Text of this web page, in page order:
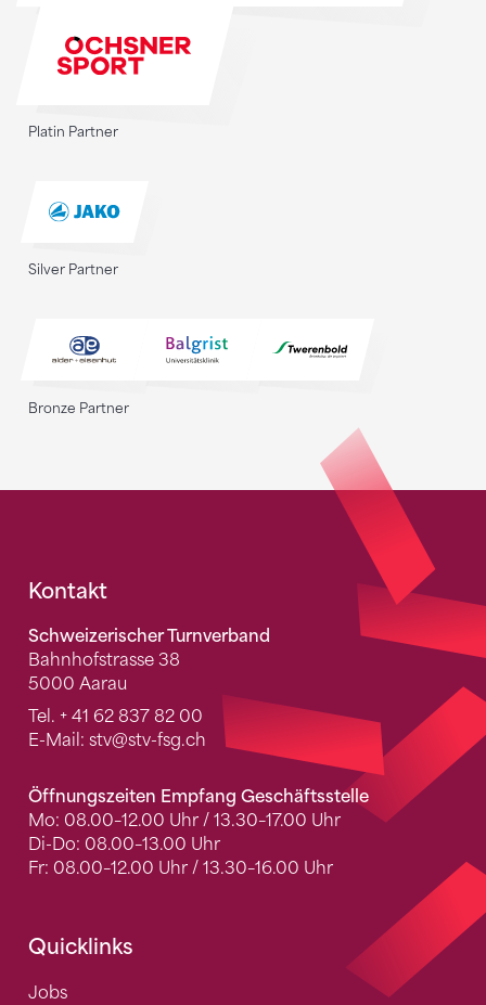
Platin Partner
Silver Partner
Bronze Partner
Fusszeile
Kontakt
Schweizerischer Turnverband
Bahnhofstrasse 38
5000 Aarau
Tel. + 41 62 837 82 00
E-Mail: stv@stv-fsg.ch
Öffnungszeiten Empfang Geschäftsstelle
Mo: 08.00–12.00 Uhr / 13.30–17.00 Uhr
Di-Do: 08.00–13.00 Uhr
Fr: 08.00–12.00 Uhr / 13.30–16.00 Uhr
Quicklinks
Jobs